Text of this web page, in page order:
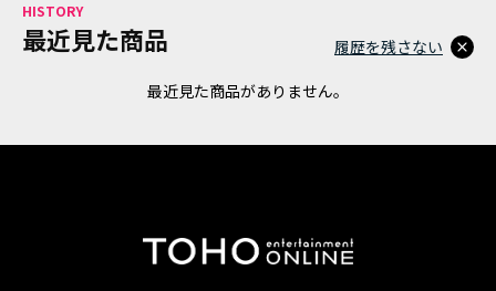
HISTORY
最近見た商品
最近見た商品がありません。
履歴を残さない